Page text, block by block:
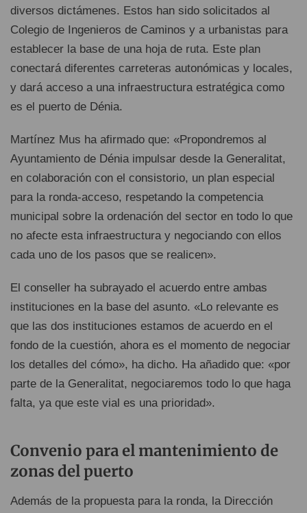
diversos dictámenes. Estos han sido solicitados al
Colegio de Ingenieros de Caminos y a urbanistas para
establecer la base de una hoja de ruta. Este plan
conectará diferentes carreteras autonómicas y locales,
y dará acceso a una infraestructura estratégica como
es el puerto de Dénia.
Martínez Mus ha afirmado que: «Propondremos al
Ayuntamiento de Dénia impulsar desde la Generalitat,
en colaboración con el consistorio, un plan especial
para la ronda-acceso, respetando la competencia
municipal sobre la ordenación del sector en todo lo que
no afecte esta infraestructura y negociando con ellos
cada uno de los pasos que se realicen».
El conseller ha subrayado el acuerdo entre ambas
instituciones en la base del asunto. «Lo relevante es
que las dos instituciones estamos de acuerdo en el
fondo de la cuestión, ahora es el momento de negociar
los detalles del cómo», ha dicho. Ha añadido que: «por
parte de la Generalitat, negociaremos todo lo que haga
falta, ya que este vial es una prioridad».
Convenio para el mantenimiento de
zonas del puerto
Además de la propuesta para la ronda, la Dirección